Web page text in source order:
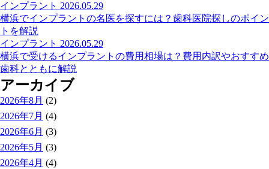
インプラント 2026.05.29
横浜でインプラントの名医を探すには？歯科医院探しのポイン
トを解説
インプラント 2026.05.29
横浜で受けるインプラントの費用相場は？費用内訳やおすすめ
歯科とともに解説
アーカイブ
2026年8月 (2)
2026年7月 (4)
2026年6月 (3)
2026年5月 (3)
2026年4月 (4)